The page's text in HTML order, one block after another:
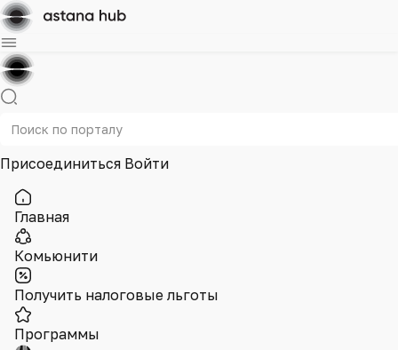
Присоединиться Войти
Главная
Комьюнити
Получить налоговые льготы
Программы